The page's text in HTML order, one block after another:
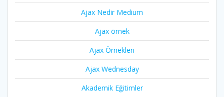
Ajax Nedir Medium
Ajax örnek
Ajax Örnekleri
Ajax Wednesday
Akademik Eğitimler